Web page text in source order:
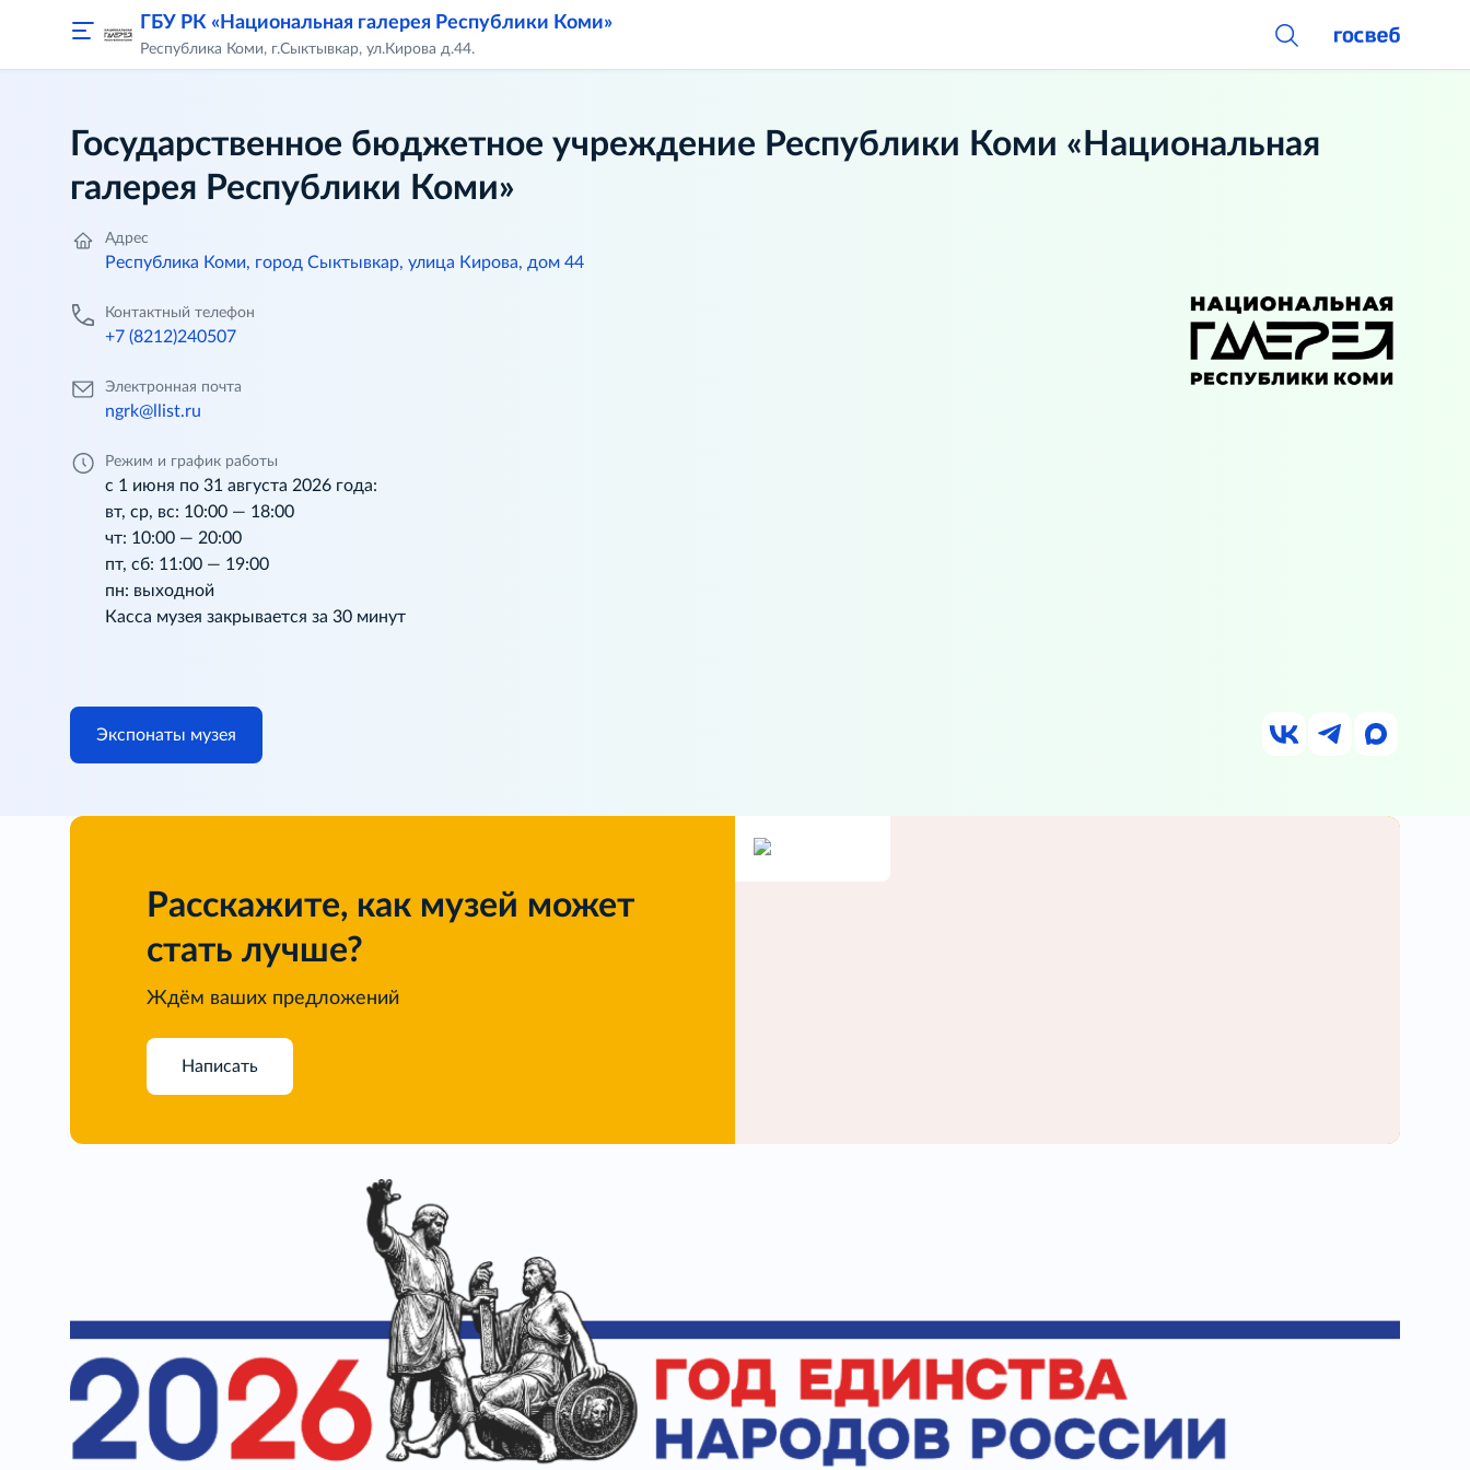
ГБУ РК «Национальная галерея Республики Коми»
Республика Коми, г.Сыктывкар, ул.Кирова д.44.
Государственное бюджетное учреждение Республики Коми «Национальная
галерея Республики Коми»
Адрес
Республика Коми, город Сыктывкар, улица Кирова, дом 44
Контактный телефон
+7 (8212)240507
Электронная почта
ngrk@llist.ru
Режим и график работы
с 1 июня по 31 августа 2026 года:
вт, ср, вс: 10:00 — 18:00
чт: 10:00 — 20:00
пт, сб: 11:00 — 19:00
пн: выходной
Касса музея закрывается за 30 минут
Экспонаты музея
Расскажите, как музей может
стать лучше?
Ждём ваших предложений
Написать